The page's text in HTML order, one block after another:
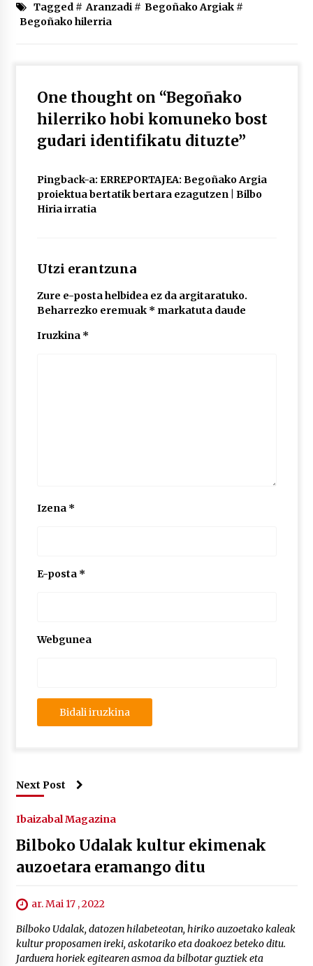
2026/07/03
Tagged # Aranzadi# Begoñako Argiak#
Begoñako hilerria
One thought on “Begoñako
hilerriko hobi komuneko bost
gudari identifikatu dituzte”
Pingback-a: ERREPORTAJEA: Begoñako Argia
proiektua bertatik bertara ezagutzen | Bilbo
Hiria irratia
Utzi erantzuna
Zure e-posta helbidea ez da argitaratuko.
Beharrezko eremuak * markatuta daude
Iruzkina *
Izena *
E-posta *
Webgunea
Next Post
Ibaizabal Magazina
Bilboko Udalak kultur ekimenak
auzoetara eramango ditu
ar. Mai 17 , 2022
Bilboko Udalak, datozen hilabeteotan, hiriko auzoetako kaleak
kultur proposamen ireki, askotariko eta doakoez beteko ditu.
Jarduera horiek egitearen asmoa da bilbotar guztiek eta